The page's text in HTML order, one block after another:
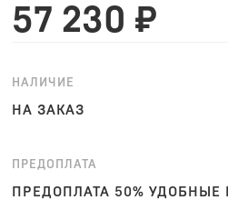
57 230 ₽
НАЛИЧИЕ
НА ЗАКАЗ
ПРЕДОПЛАТА
ПРЕДОПЛАТА 50%